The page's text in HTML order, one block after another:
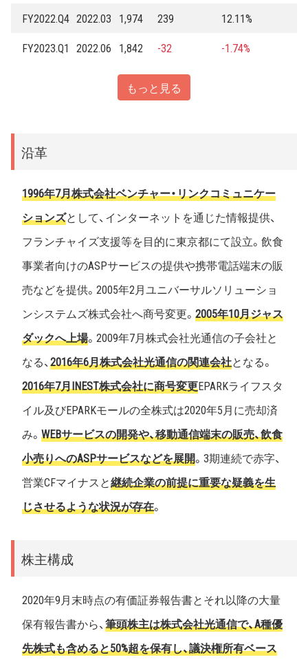
FY2022.Q4 2022.03 1,974 239
12.11%
FY2023.Q1 2022.06 1,842 -32 -1.74%
もっと見る
沿革
1996年7月株式会社ベンチャー・リンクコミュニケー
ションズとして、インターネットを通じた情報提供、
フランチャイズ支援等を目的に東京都にて設立。飲食
事業者向けのASPサービスの提供や携帯電話端末の販
売などを提供。2005年2月ユニバーサルソリューショ
ンシステムズ株式会社へ商号変更。 2005年10月ジャス
ダックへ上場。2009年7月株式会社光通信の子会社と
なる、2016年6月株式会社光通信の関連会社となる。
2016年7月INEST株式会社に商号変更EPARKライフスタ
イル及びEPARKモールの全株式は2020年5月に売却済
み。 WEBサービスの開発や、移動通信端末の販売、飲食
小売りへのASPサービスなどを展開。3期連続で赤字、
営業CFマイナスと継続企業の前提に重要な疑義を生
じさせるような状況が存在。
株主構成
2020年9月末時点の有価証券報告書とそれ以降の大量
保有報告書から、筆頭株主は株式会社光通信で、A種優
先株式も含めると50%超を保有し、議決権所有ベース